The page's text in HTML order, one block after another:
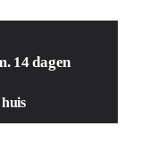
14 dagen